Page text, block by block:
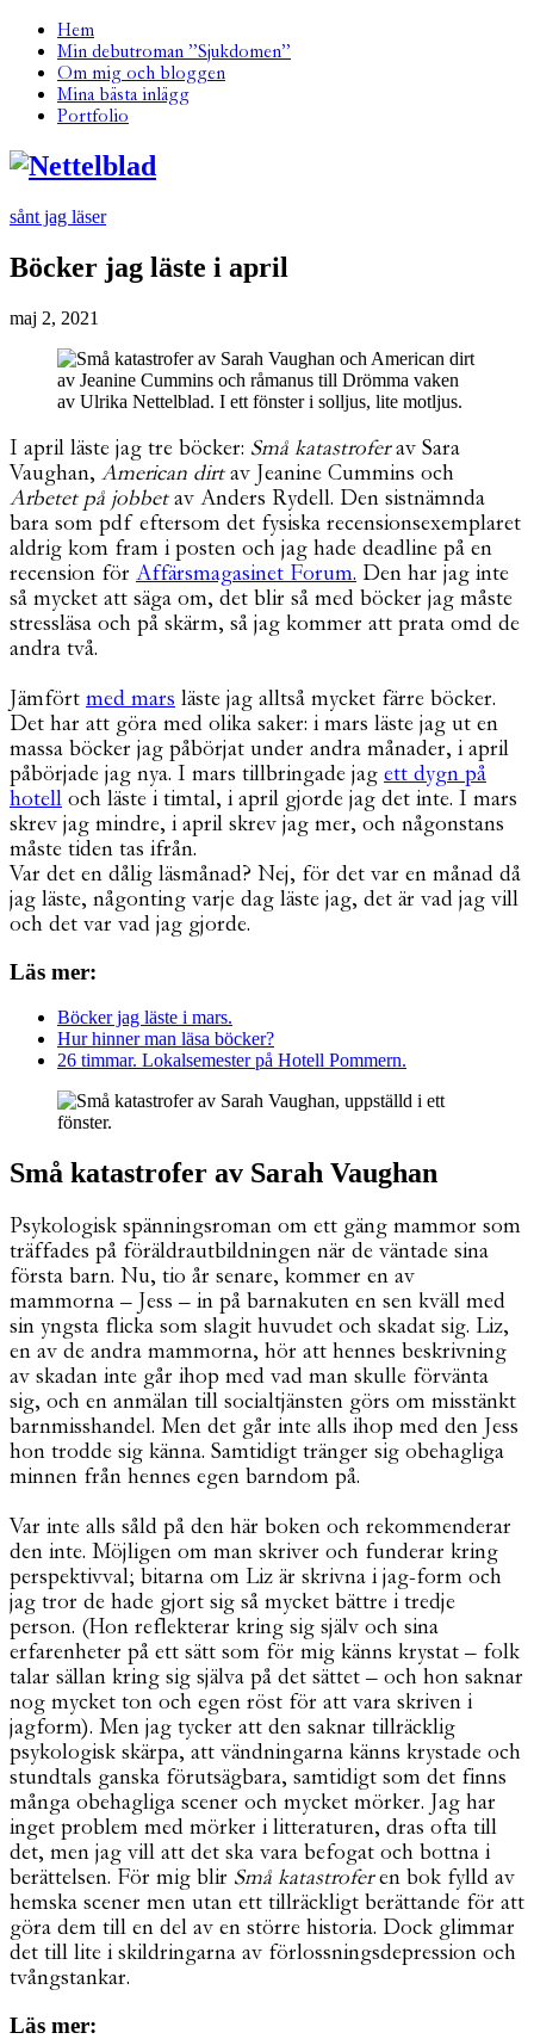
Hem
Min debutroman ”Sjukdomen”
Om mig och bloggen
Mina bästa inlägg
Portfolio
sånt jag läser
Böcker jag läste i april
maj 2, 2021
I april läste jag tre böcker: Små katastroferav Sara
Vaughan, American dirtav Jeanine Cummins och
Arbetet på jobbetav Anders Rydell. Den sistnämnda
bara som pdf eftersom det fysiska recensionsexemplaret
aldrig kom fram i posten och jag hade deadline på en
recension för Affärsmagasinet Forum. Den har jag inte
så mycket att säga om, det blir så med böcker jag måste
stressläsa och på skärm, så jag kommer att prata omd de
andra två.
Jämfört med mars läste jag alltså mycket färre böcker.
Det har att göra med olika saker: i mars läste jag ut en
massa böcker jag påbörjat under andra månader, i april
påbörjade jag nya. I mars tillbringade jag ett dygn på
hotell och läste i timtal, i april gjorde jag det inte. I mars
skrev jag mindre, i april skrev jag mer, och någonstans
måste tiden tas ifrån.
Var det en dålig läsmånad? Nej, för det var en månad då
jag läste, någonting varje dag läste jag, det är vad jag vill
och det var vad jag gjorde.
Läs mer:
Böcker jag läste i mars.
Hur hinner man läsa böcker?
26 timmar. Lokalsemester på Hotell Pommern.
Små katastrofer av Sarah Vaughan
Psykologisk spänningsroman om ett gäng mammor som
träffades på föräldrautbildningen när de väntade sina
första barn. Nu, tio år senare, kommer en av
mammorna – Jess – in på barnakuten en sen kväll med
sin yngsta flicka som slagit huvudet och skadat sig. Liz,
en av de andra mammorna, hör att hennes beskrivning
av skadan inte går ihop med vad man skulle förvänta
sig, och en anmälan till socialtjänsten görs om misstänkt
barnmisshandel. Men det går inte alls ihop med den Jess
hon trodde sig känna. Samtidigt tränger sig obehagliga
minnen från hennes egen barndom på.
Var inte alls såld på den här boken och rekommenderar
den inte. Möjligen om man skriver och funderar kring
perspektivval; bitarna om Liz är skrivna i jag-form och
jag tror de hade gjort sig så mycket bättre i tredje
person. (Hon reflekterar kring sig själv och sina
erfarenheter på ett sätt som för mig känns krystat – folk
talar sällan kring sig själva på det sättet – och hon saknar
nog mycket ton och egen röst för att vara skriven i
jagform). Men jag tycker att den saknar tillräcklig
psykologisk skärpa, att vändningarna känns krystade och
stundtals ganska förutsägbara, samtidigt som det finns
många obehagliga scener och mycket mörker. Jag har
inget problem med mörker i litteraturen, dras ofta till
det, men jag vill att det ska vara befogat och bottna i
berättelsen. För mig blir Små katastroferen bok fylld av
hemska scener men utan ett tillräckligt berättande för att
göra dem till en del av en större historia. Dock glimmar
det till lite i skildringarna av förlossningsdepression och
tvångstankar.
Läs mer: